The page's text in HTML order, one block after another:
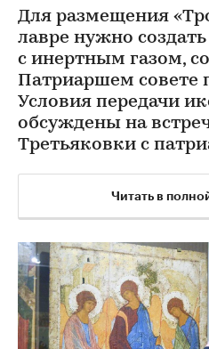
Для размещения
лавре нужно
с инертным газом,
Патриаршем совете
Условия передачи
обсуждены на
Третьяковки с
Читать в